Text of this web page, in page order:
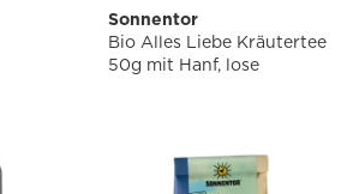
Sonnentor
Bio Alles Liebe Kräutertee
50g mit Hanf, lose